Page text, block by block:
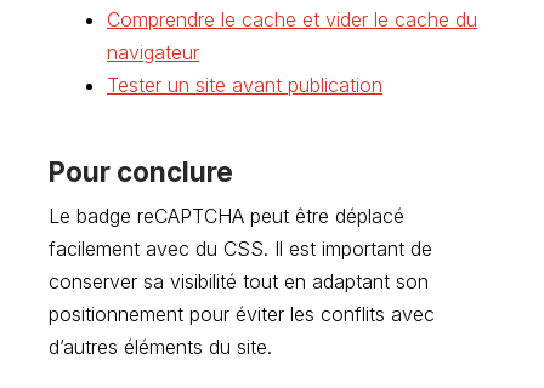
Comprendre le cache et vider le cache du
navigateur
Tester un site avant publication
Pour conclure
Le badge reCAPTCHA peut être déplacé
facilement avec du CSS. Il est important de
conserver sa visibilité tout en adaptant son
positionnement pour éviter les conflits avec
d’autres éléments du site.